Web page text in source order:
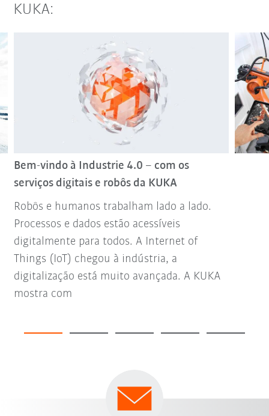
KUKA:
Bem-vindo à Industrie 4.0 – com os
serviços digitais e robôs da KUKA
Robôs e humanos trabalham lado a lado.
Processos e dados estão acessíveis
digitalmente para todos. A Internet of
Things (IoT) chegou à indústria, a
digitalização está muito avançada. A KUKA
mostra com